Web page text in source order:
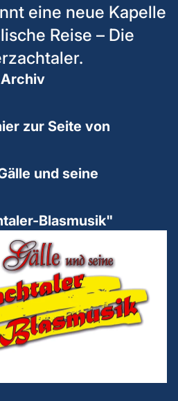
eine neue Kapelle
Reise – Die
Archiv
zur Seite von
und seine
Blasmusik"